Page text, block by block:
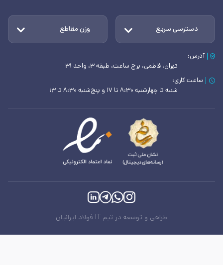
دسترسی سریع وزن مقاطع
آدرس:
تهران، فاطمی، برج ساعت، طبقه ۳، واحد ۳۱
ساعت کاری:
شنبه تا چهارشنبه ۸:۳۰ تا ۱۷ و پنج‌شنبه ۸:۳۰ تا ۱۳
طراحی و توسعه در تیم IT فولاد ایرانیان